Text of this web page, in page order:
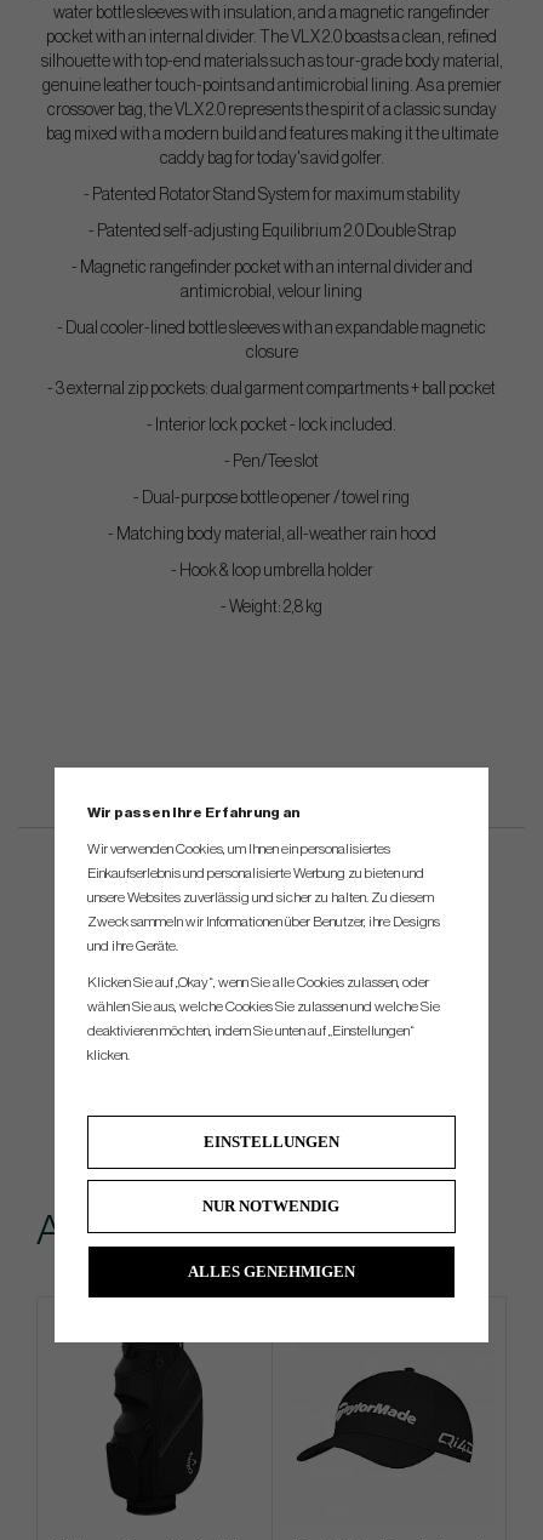
water bottle sleeves with insulation, and a magnetic rangefinder
pocket with an internal divider. The VLX 2.0 boasts a clean, refined
silhouette with top-end materials such as tour-grade body material,
genuine leather touch-points and antimicrobial lining. As a premier
crossover bag, the VLX 2.0 represents the spirit of a classic sunday
bag mixed with a modern build and features making it the ultimate
caddy bag for today's avid golfer.
- Patented Rotator Stand System for maximum stability
- Patented self-adjusting Equilibrium 2.0 Double Strap
- Magnetic rangefinder pocket with an internal divider and
antimicrobial, velour lining
- Dual cooler-lined bottle sleeves with an expandable magnetic
closure
- 3 external zip pockets: dual garment compartments + ball pocket
- Interior lock pocket - lock included.
- Pen/Tee slot
- Dual-purpose bottle opener / towel ring
- Matching body material, all-weather rain hood
- Hook & loop umbrella holder
- Weight: 2,8 kg
Andere kauften...
Wir passen Ihre Erfahrung an
Wir verwenden Cookies, um Ihnen ein personalisiertes
Einkaufserlebnis und personalisierte Werbung zu bieten und
unsere Websites zuverlässig und sicher zu halten. Zu diesem
Zweck sammeln wir Informationen über Benutzer, ihre Designs
und ihre Geräte.
Klicken Sie auf „Okay“, wenn Sie alle Cookies zulassen, oder
wählen Sie aus, welche Cookies Sie zulassen und welche Sie
deaktivieren möchten, indem Sie unten auf „Einstellungen“
klicken.
EINSTELLUNGEN
NUR NOTWENDIG
ALLES GENEHMIGEN